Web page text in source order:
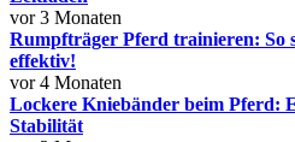
vor 3 Monaten
Rumpfträger Pferd trainieren: So
effektiv!
vor 4 Monaten
Lockere Kniebänder beim Pferd:
Stabilität